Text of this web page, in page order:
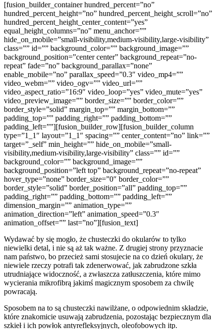
[fusion_builder_container hundred_percent=”no”
hundred_percent_height=”no” hundred_percent_height_scroll=”no”
hundred_percent_height_center_content=”yes”
equal_height_columns=”no” menu_anchor=””
hide_on_mobile=”small-visibility,medium-visibility,large-visibility”
class=”” id=”” background_color=”” background_image=””
background_position=”center center” background_repeat=”no-
repeat” fade=”no” background_parallax=”none”
enable_mobile=”no” parallax_speed=”0.3″ video_mp4=””
video_webm=”” video_ogv=”” video_url=””
video_aspect_ratio=”16:9″ video_loop=”yes” video_mute=”yes”
video_preview_image=”” border_size=”” border_color=””
border_style=”solid” margin_top=”” margin_bottom=””
padding_top=”” padding_right=”” padding_bottom=””
padding_left=””][fusion_builder_row][fusion_builder_column
type=”1_1″ layout=”1_1″ spacing=”” center_content=”no” link=””
target=”_self” min_height=”” hide_on_mobile=”small-
visibility,medium-visibility,large-visibility” class=”” id=””
background_color=”” background_image=””
background_position=”left top” background_repeat=”no-repeat”
hover_type=”none” border_size=”0″ border_color=””
border_style=”solid” border_position=”all” padding_top=””
padding_right=”” padding_bottom=”” padding_left=””
dimension_margin=”” animation_type=””
animation_direction=”left” animation_speed=”0.3″
animation_offset=”” last=”no”][fusion_text]
Wydawać by się mogło, że chusteczki do okularów to tylko
niewielki detal, i nie są aż tak ważne. Z drugiej strony przyznacie
nam państwo, bo przecież sami stosujecie na co dzień okulary, że
niewiele rzeczy potrafi tak zdenerwować, jak zabrudzone szkła
utrudniające widoczność, a zwłaszcza zatłuszczenia, które mimo
wycierania mikrofibrą jakimś magicznym sposobem za chwilę
powracają.
Sposobem na to są chusteczki nawilżane, o odpowiednim składzie,
które znakomicie usuwają zabrudzenia, pozostając bezpiecznym dla
szkieł i ich powłok antyrefleksyjnych, oleofobowych itp.